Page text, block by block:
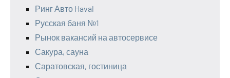
Ринг Авто Haval
Русская баня №1
Рынок вакансий на автосервисе
Сакура, сауна
Саратовская, гостиница